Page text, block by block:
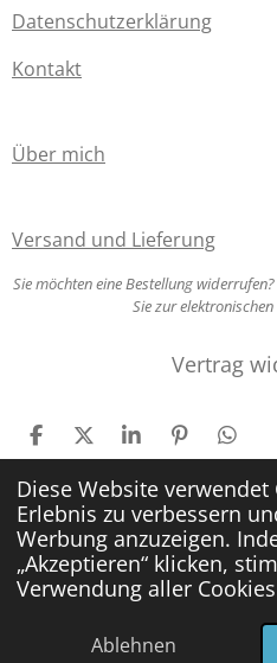
Diese Website
Erlebnis zu verbessern
Werbung anzuzeigen.
„Akzeptieren“ klicken,
Verwendung aller
Ablehnen
Datenschutzerklärung
Kontakt
Über mich
Versand und Lieferung
Sie möchten eine Bestellung
Sie zur
Vertrag
T
e
i
l
e
n
T
e
i
l
e
n
T
e
i
l
e
n
P
i
n
i
t
T
e
i
l
e
n
© 2025 - 2026 Sandras
Mit Unterstützung vonWebador
E-Mail